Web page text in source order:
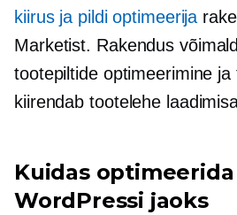
kiirus ja pildi optimeerija
Marketist. Rakendus
tootepiltide optimeerimine
kiirendab tootelehe
Kuidas
WordPressi jaoks